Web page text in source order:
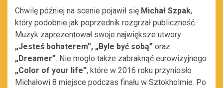
Chwilę później na scenie pojawił się Michał Szpak,
który podobnie jak poprzednik rozgrzał publiczność.
Muzyk zaprezentował swoje największe utwory:
„Jesteś bohaterem”, „Byle być sobą” oraz
„Dreamer”. Nie mogło także zabraknąć eurowizyjnego
„Color of your life”, które w 2016 roku przyniosło
Michałowi 8 miejsce podczas finału w Sztokholmie. Po